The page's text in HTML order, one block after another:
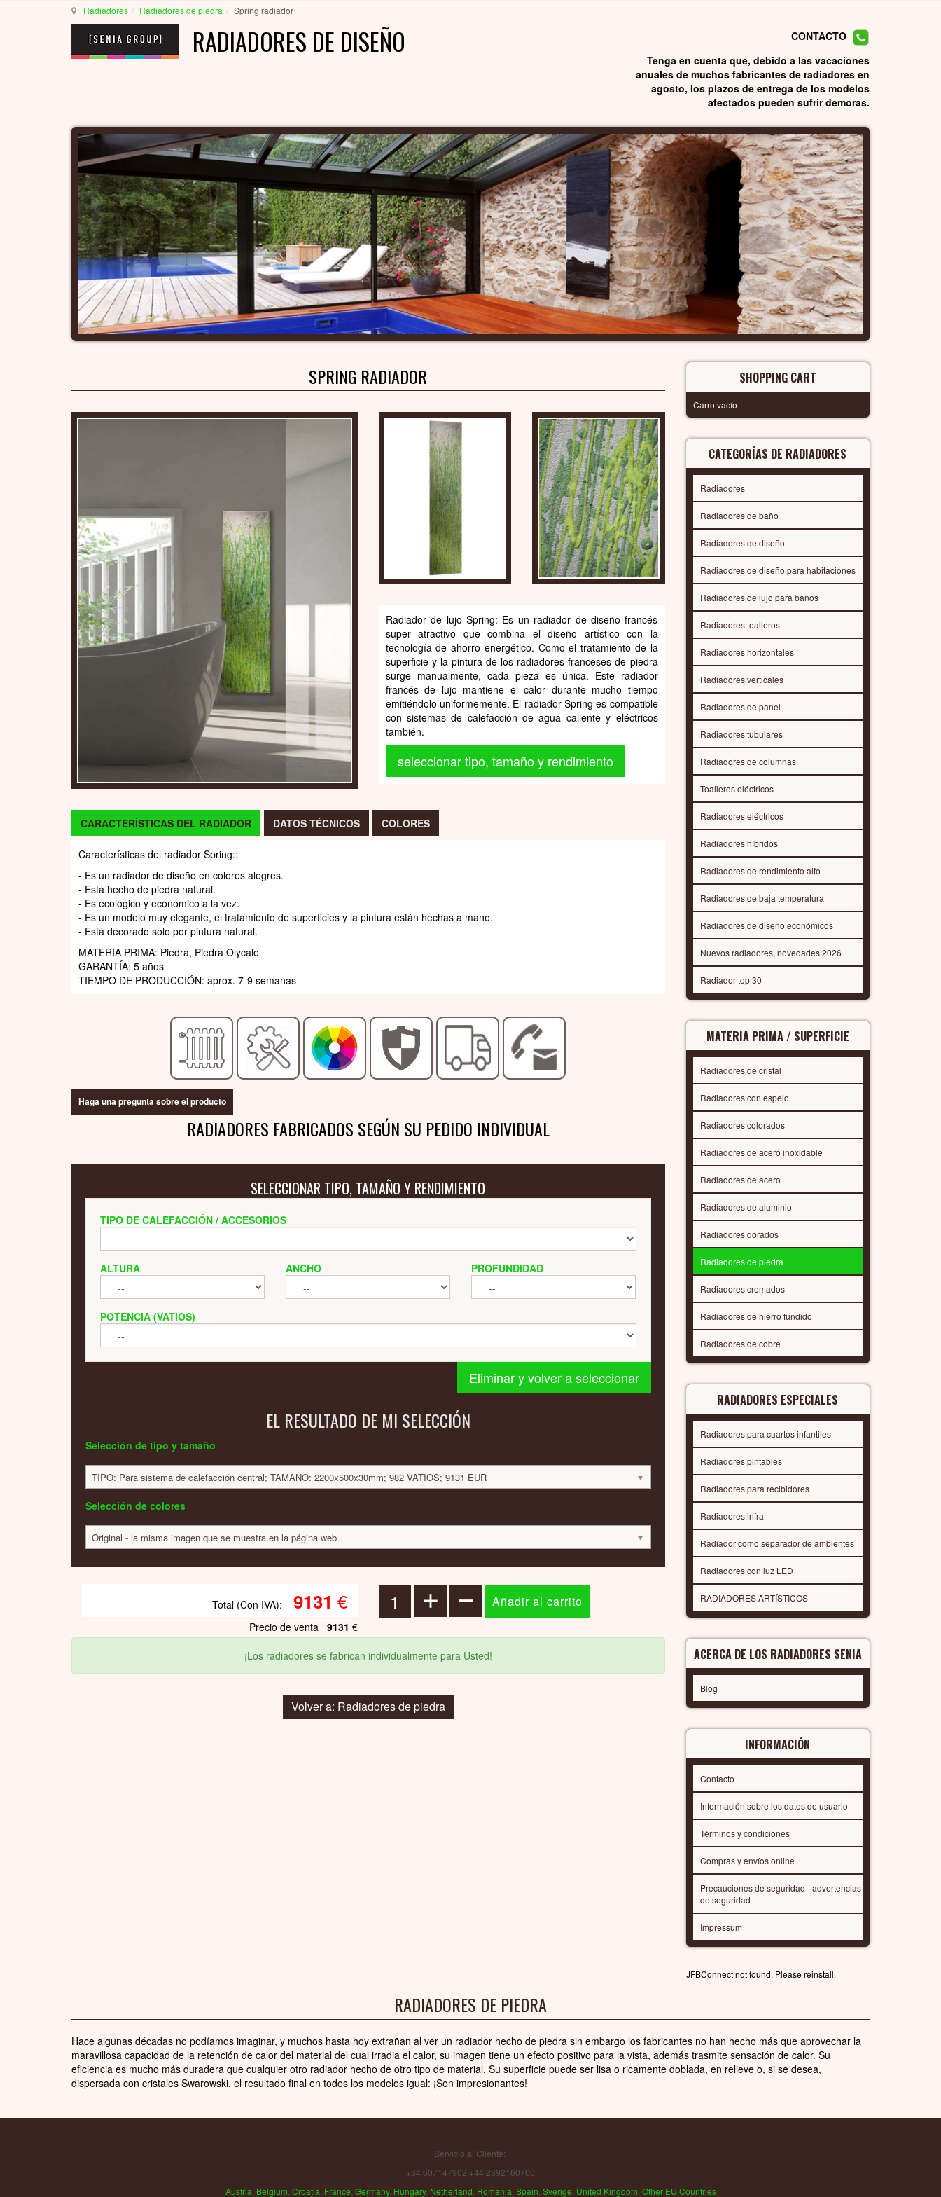
Radiadores Radiadores de piedra Spring radiador
RADIADORES DE DISEÑO
CONTACTO
Tenga en cuenta que, debido a las vacaciones
anuales de muchos fabricantes de radiadores en
agosto, los plazos de entrega de los modelos
afectados pueden sufrir demoras.
SPRING RADIADOR
Radiador de lujo Spring: Es un radiador de diseño francés
super atractivo que combina el diseño artístico con la
tecnología de ahorro energético. Como el tratamiento de la
superficie y la pintura de los radiadores franceses de piedra
surge manualmente, cada pieza es única. Este radiador
francés de lujo mantiene el calor durante mucho tiempo
emitiéndolo uniformemente. El radiador Spring es compatible
con sistemas de calefacción de agua caliente y eléctricos
también.
seleccionar tipo, tamaño y rendimiento
CARACTERÍSTICAS DEL RADIADOR DATOS TÉCNICOS COLORES
Características del radiador Spring::
- Es un radiador de diseño en colores alegres.
- Está hecho de piedra natural.
- Es ecológico y económico a la vez.
- Es un modelo muy elegante, el tratamiento de superficies y la pintura están hechas a mano.
- Está decorado solo por pintura natural.
MATERIA PRIMA: Piedra, Piedra Olycale
GARANTÍA: 5 años
TIEMPO DE PRODUCCIÓN: aprox. 7-9 semanas
Haga una pregunta sobre el producto
RADIADORES FABRICADOS SEGÚN SU PEDIDO INDIVIDUAL
SELECCIONAR TIPO, TAMAÑO Y RENDIMIENTO
TIPO DE CALEFACCIÓN / ACCESORIOS
ALTURA ANCHO PROFUNDIDAD
POTENCIA (VATIOS)
Eliminar y volver a seleccionar
EL RESULTADO DE MI SELECCIÓN
Selección de tipo y tamaño
TIPO: Para sistema de calefacción central; TAMAÑO: 2200x500x30mm; 982 VATIOS; 9131 EUR
Selección de colores
Original - la misma imagen que se muestra en la página web
Total (Con IVA): 9131 €
Precio de venta 9131 €
¡Los radiadores se fabrican individualmente para Usted!
Volver a: Radiadores de piedra
SHOPPING CART
Carro vacío
CATEGORÍAS DE RADIADORES
Radiadores
Radiadores de baño
Radiadores de diseño
Radiadores de diseño para habitaciones
Radiadores de lujo para baños
Radiadores toalleros
Radiadores horizontales
Radiadores verticales
Radiadores de panel
Radiadores tubulares
Radiadores de columnas
Toalleros eléctricos
Radiadores eléctricos
Radiadores híbridos
Radiadores de rendimiento alto
Radiadores de baja temperatura
Radiadores de diseño económicos
Nuevos radiadores, novedades 2026
Radiador top 30
MATERIA PRIMA / SUPERFICIE
Radiadores de cristal
Radiadores con espejo
Radiadores colorados
Radiadores de acero inoxidable
Radiadores de acero
Radiadores de aluminio
Radiadores dorados
Radiadores de piedra
Radiadores cromados
Radiadores de hierro fundido
Radiadores de cobre
RADIADORES ESPECIALES
Radiadores para cuartos infantiles
Radiadores pintables
Radiadores para recibidores
Radiadores infra
Radiador como separador de ambientes
Radiadores con luz LED
RADIADORES ARTÍSTICOS
ACERCA DE LOS RADIADORES SENIA
Blog
INFORMACIÓN
Contacto
Información sobre los datos de usuario
Términos y condiciones
Compras y envíos online
Precauciones de seguridad - advertencias
de seguridad
Impressum
JFBConnect not found. Please reinstall.
RADIADORES DE PIEDRA
Hace algunas décadas no podíamos imaginar, y muchos hasta hoy extrañan al ver un radiador hecho de piedra sin embargo los fabricantes no han hecho más que aprovechar la
maravillosa capacidad de la retención de calor del material del cual irradia el calor, su imagen tiene un efecto positivo para la vista, además trasmite sensación de calor. Su
eficiencia es mucho más duradera que cualquier otro radiador hecho de otro tipo de material. Su superficie puede ser lisa o ricamente doblada, en relieve o, si se desea,
dispersada con cristales Swarowski, el resultado final en todos los modelos igual: ¡Son impresionantes!
Servicio al Cliente:
+34 607147902 +44 2392160700
Austria Belgium Croatia France Germany, Hungary, Netherland Romania Spain Sverige United Kingdom Other EU Countries